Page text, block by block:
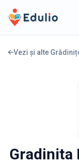
Edulio
Vezi și alte
Gradinita